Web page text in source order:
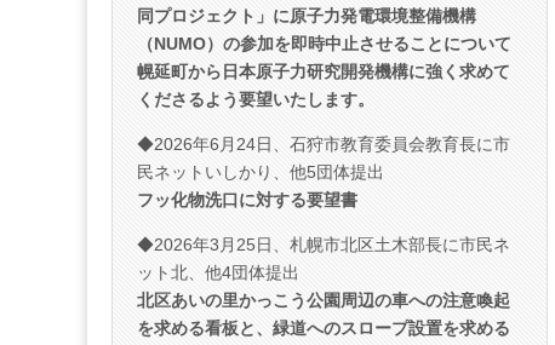
同プロジェクト」に原子力発電環境整備機構
（NUMO）の参加を即時中止させることについて
幌延町から日本原子力研究開発機構に強く求めて
くださるよう要望いたします。
◆2026年6月24日、石狩市教育委員会教育長に市
民ネットいしかり、他5団体提出
フッ化物洗口に対する要望書
◆2026年3月25日、札幌市北区土木部長に市民ネ
ット北、他4団体提出
北区あいの里かっこう公園周辺の車への注意喚起
を求める看板と、緑道へのスロープ設置を求める